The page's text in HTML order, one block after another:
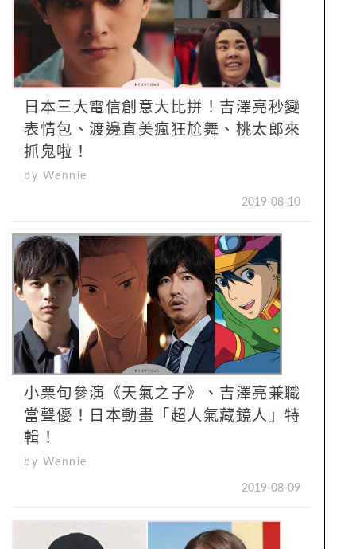
日本三大電信創意大比拼！吉澤亮秒變
表情包、渡邊直美瘋狂尬舞、桃太郎來
抓鬼啦！
by Wennie
2019-08-10
小栗旬參演《天氣之子》、吉澤亮兼職
當聲優！日本動畫「超人氣藏鏡人」特
輯！
by Wennie
2019-08-09